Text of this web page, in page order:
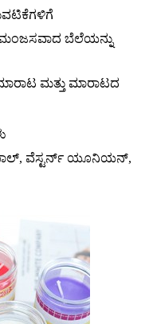
ಬೆಲೆಯನ್ನು
ಮತ್ತು ಮಾರಾಟದ
ವೆಸ್ಟರ್ನ್ ಯೂನಿಯನ್,